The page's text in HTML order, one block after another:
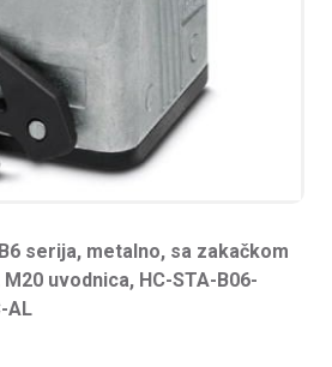
serija, metalno, sa zakačkom
uvodnica, HC-STA-B06-
AL